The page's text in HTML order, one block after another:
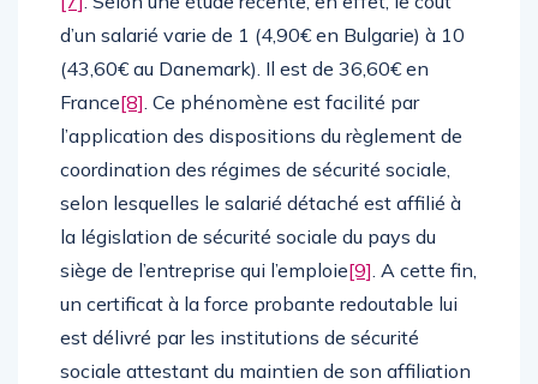
d’un salarié varie de 1 (4,90€ en Bulgarie) à 10
(43,60€ au Danemark). Il est de 36,60€ en
France[8]. Ce phénomène est facilité par
l’application des dispositions du règlement de
coordination des régimes de sécurité sociale,
selon lesquelles le salarié détaché est affilié à
la législation de sécurité sociale du pays du
siège de l’entreprise qui l’emploie[9]. A cette fin,
un certificat à la force probante redoutable lui
est délivré par les institutions de sécurité
sociale attestant du maintien de son affiliation